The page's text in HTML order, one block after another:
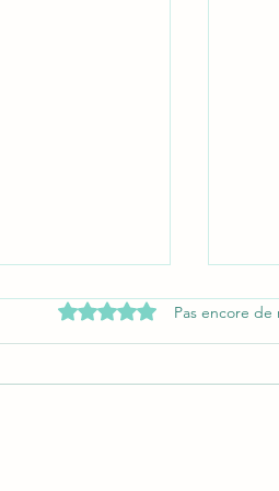
Noté 0 étoile sur 5.Pas encore de